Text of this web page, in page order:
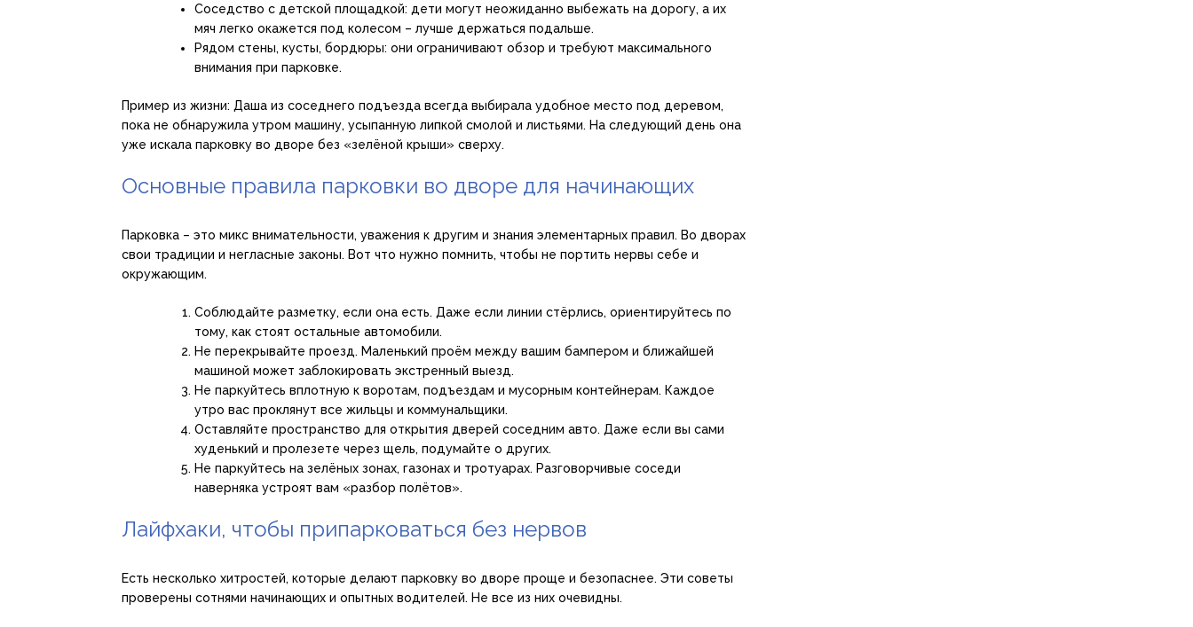
Соседство с детской площадкой: дети могут неожиданно выбежать на дорогу, а их
мяч легко окажется под колесом – лучше держаться подальше.
Рядом стены, кусты, бордюры: они ограничивают обзор и требуют максимального
внимания при парковке.
Пример из жизни: Даша из соседнего подъезда всегда выбирала удобное место под деревом,
пока не обнаружила утром машину, усыпанную липкой смолой и листьями. На следующий день она
уже искала парковку во дворе без «зелёной крыши» сверху.
Основные правила парковки во дворе для начинающих
Парковка – это микс внимательности, уважения к другим и знания элементарных правил. Во дворах
свои традиции и негласные законы. Вот что нужно помнить, чтобы не портить нервы себе и
окружающим.
Соблюдайте разметку, если она есть. Даже если линии стёрлись, ориентируйтесь по
тому, как стоят остальные автомобили.
Не перекрывайте проезд. Маленький проём между вашим бампером и ближайшей
машиной может заблокировать экстренный выезд.
Не паркуйтесь вплотную к воротам, подъездам и мусорным контейнерам. Каждое
утро вас проклянут все жильцы и коммунальщики.
Оставляйте пространство для открытия дверей соседним авто. Даже если вы сами
худенький и пролезете через щель, подумайте о других.
Не паркуйтесь на зелёных зонах, газонах и тротуарах. Разговорчивые соседи
наверняка устроят вам «разбор полётов».
Лайфхаки, чтобы припарковаться без нервов
Есть несколько хитростей, которые делают парковку во дворе проще и безопаснее. Эти советы
проверены сотнями начинающих и опытных водителей. Не все из них очевидны.